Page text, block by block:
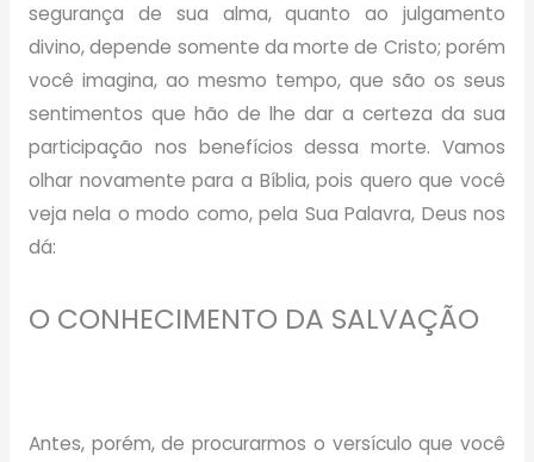
segurança de sua alma, quanto ao julgamento
divino, depende somente da morte de Cristo; porém
você imagina, ao mesmo tempo, que são os seus
sentimentos que hão de lhe dar a certeza da sua
participação nos benefícios dessa morte. Vamos
olhar novamente para a Bíblia, pois quero que você
veja nela o modo como, pela Sua Palavra, Deus nos
dá:
O CONHECIMENTO DA SALVAÇÃO
Antes, porém, de procurarmos o versículo que você